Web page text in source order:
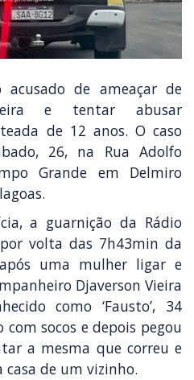
de ameaçar de
e tentar abusar
de 12 anos. O caso
26, na Rua Adolfo
Grande em Delmiro
a guarnição da Rádio
volta das 7h43min da
uma mulher ligar e
Djaverson Vieira
como ‘Fausto’, 34
socos e depois pegou
a mesma que correu e
casa de um vizinho.